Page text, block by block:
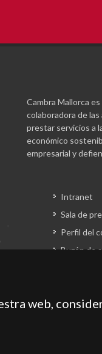
Cambra Mallorca
colaboradora de
prestar servicios a
económico
empresarial y
Intranet
Sala de
Perfil del
Buzón de
web,